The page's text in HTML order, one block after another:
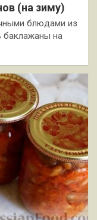
(на зиму)
блюдами из
баклажаны на